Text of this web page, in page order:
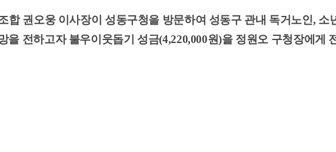
합 권오웅 이사장이 성동구청을 방문하여 성동구 관내 독거노인, 소
을 전하고자불우이웃돕기 성금(4,220,000원)을 정원오 구청장에게